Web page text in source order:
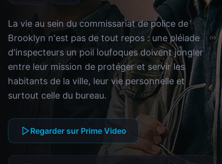
La vie au sein du commissariat de police de
Brooklyn n'est pas de tout repos : une pléiade
d'inspecteurs un poil loufoques doivent jongler
entre leur mission de protéger et servir les
habitants de la ville, leur vie personnelle et
surtout celle du bureau.
Regarder sur Prime Video